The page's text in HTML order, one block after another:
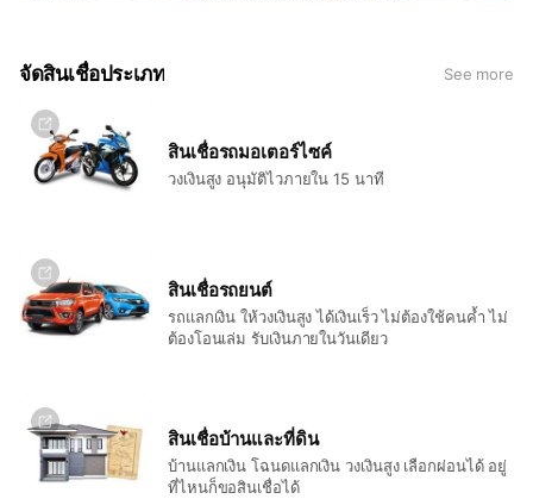
จัดสินเชื่อประเภท See more
สินเชื่อรถมอเตอร์ไซค์
วงเงินสูง อนุมัติไวภายใน 15 นาที
สินเชื่อรถยนต์
รถแลกเงิน ให้วงเงินสูง ได้เงินเร็ว ไม่ต้องใช้คนค้ำ ไม่
ต้องโอนเล่ม รับเงินภายในวันเดียว
สินเชื่อบ้านและที่ดิน
บ้านแลกเงิน โฉนดแลกเงิน วงเงินสูง เลือกผ่อนได้ อยู่
ที่ไหนก็ขอสินเชื่อได้